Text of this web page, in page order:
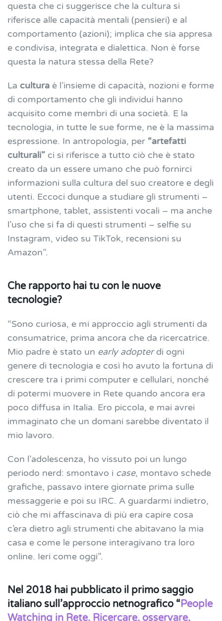
questa che ci suggerisce che la cultura si
riferisce alle capacità mentali (pensieri) e al
comportamento (azioni); implica che sia appresa
e condivisa, integrata e dialettica. Non è forse
questa la natura stessa della Rete?
La cultura è l’insieme di capacità, nozioni e forme
di comportamento che gli individui hanno
acquisito come membri di una società. E la
tecnologia, in tutte le sue forme, ne è la massima
espressione. In antropologia, per “artefatti
culturali” ci si riferisce a tutto ciò che è stato
creato da un essere umano che può fornirci
informazioni sulla cultura del suo creatore e degli
utenti. Eccoci dunque a studiare gli strumenti –
smartphone, tablet, assistenti vocali – ma anche
l’uso che si fa di questi strumenti – selfie su
Instagram, video su TikTok, recensioni su
Amazon”.
Che rapporto hai tu con le nuove
tecnologie?
“Sono curiosa, e mi approccio agli strumenti da
consumatrice, prima ancora che da ricercatrice.
Mio padre è stato un early adopterdi ogni
genere di tecnologia e così ho avuto la fortuna di
crescere tra i primi computer e cellulari, nonché
di potermi muovere in Rete quando ancora era
poco diffusa in Italia. Ero piccola, e mai avrei
immaginato che un domani sarebbe diventato il
mio lavoro.
Con l’adolescenza, ho vissuto poi un lungo
periodo nerd: smontavo i case, montavo schede
grafiche, passavo intere giornate prima sulle
messaggerie e poi su IRC. A guardarmi indietro,
ciò che mi affascinava di più era capire cosa
c’era dietro agli strumenti che abitavano la mia
casa e come le persone interagivano tra loro
online. Ieri come oggi”.
Nel 2018 hai pubblicato il primo saggio
italiano sull’approccio netnografico “People
Watching in Rete. Ricercare, osservare,